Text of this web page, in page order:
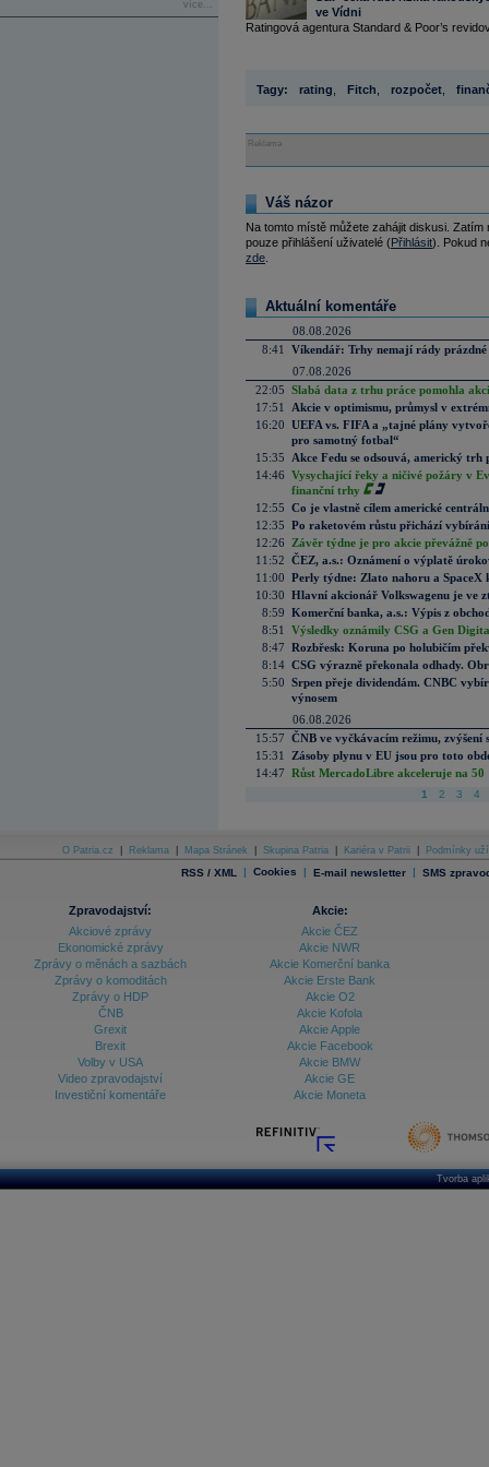
více...
ve Vídni
Ratingová agentura Standard & Poor’s
Tagy: rating Fitch rozpočet
Reklama
Váš názor
Na tomto místě můžete zahájit diskusi.
pouze přihlášení uživatelé (Přihlásit). Pokud
zde
Aktuální komentáře
08.08.2026
8:41
Víkendář: Trhy nemají rády prázdné
07.08.2026
22:05 Slabá data z trhu práce pomohla
17:51
Akcie v optimismu, průmysl v
16:20 UEFA vs. FIFA a „tajné plány
pro samotný fotbal“
15:35
Akce Fedu se odsouvá, americký
14:46 Vysychající řeky a ničivé požáry v
finanční trhy
12:55 Co je vlastně cílem americké
12:35 Po raketovém růstu přichází
12:26
Závěr týdne je pro akcie převážně
11:52 ČEZ, a.s.: Oznámení o výplatě
11:00 Perly týdne: Zlato nahoru a SpaceX
10:30 Hlavní akcionář Volkswagenu je ve
8:59 Komerční banka, a.s.: Výpis z
8:51
Výsledky oznámily CSG a Gen
8:47 Rozbřesk: Koruna po holubičím
8:14 CSG výrazně překonala odhady.
5:50 Srpen přeje dividendám. CNBC
výnosem
06.08.2026
15:57 ČNB ve vyčkávacím režimu, zvýšení
15:31
Zásoby plynu v EU jsou pro toto
14:47 Růst MercadoLibre akceleruje na
1 2 3 4
O Patria.cz Reklama Mapa Stránek Skupina Patria Kariéra v Patrii Podmínky
RSS / XML | Cookies | E-mail newsletter | SMS
Zpravodajství:
Akciové zprávy
Ekonomické zprávy
Zprávy o měnách a sazbách
Zprávy o komoditách
Zprávy o HDP
ČNB
Grexit
Brexit
Volby v USA
Video zpravodajství
Investiční komentáře
Akcie:
Akcie ČEZ
Akcie NWR
Akcie Komerční banka
Akcie Erste Bank
Akcie O2
Akcie Kofola
Akcie Apple
Akcie Facebook
Akcie BMW
Akcie GE
Akcie Moneta
Tvorba